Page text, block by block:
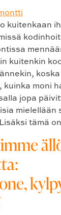
kuitenkaan
kuitenkin
moni
jopa
mielellään
tämä